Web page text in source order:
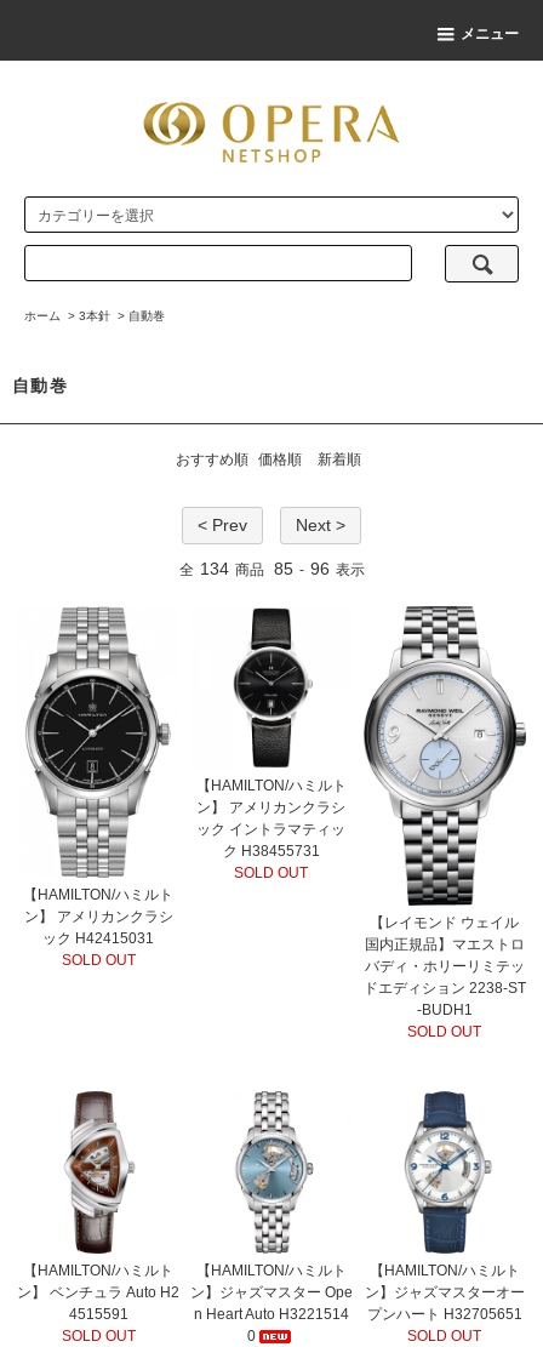
メニュー
ホーム > 3本針 > 自動巻
自動巻
おすすめ順 価格順 新着順
< Prev Next >
全 134 商品 85 - 96 表示
【HAMILTON/ハミルト
ン】 アメリカンクラシ
ック H42415031
SOLD OUT
【HAMILTON/ハミルト
ン】 アメリカンクラシ
ック イントラマティッ
ク H38455731
SOLD OUT
【レイモンド ウェイル
国内正規品】マエストロ
バディ・ホリーリミテッ
ドエディション 2238-ST
-BUDH1
SOLD OUT
【HAMILTON/ハミルト
ン】 ベンチュラ Auto H2
4515591
SOLD OUT
【HAMILTON/ハミルト
ン】ジャズマスター Ope
n Heart Auto H3221514
0
【HAMILTON/ハミルト
ン】ジャズマスターオー
プンハート H32705651
SOLD OUT